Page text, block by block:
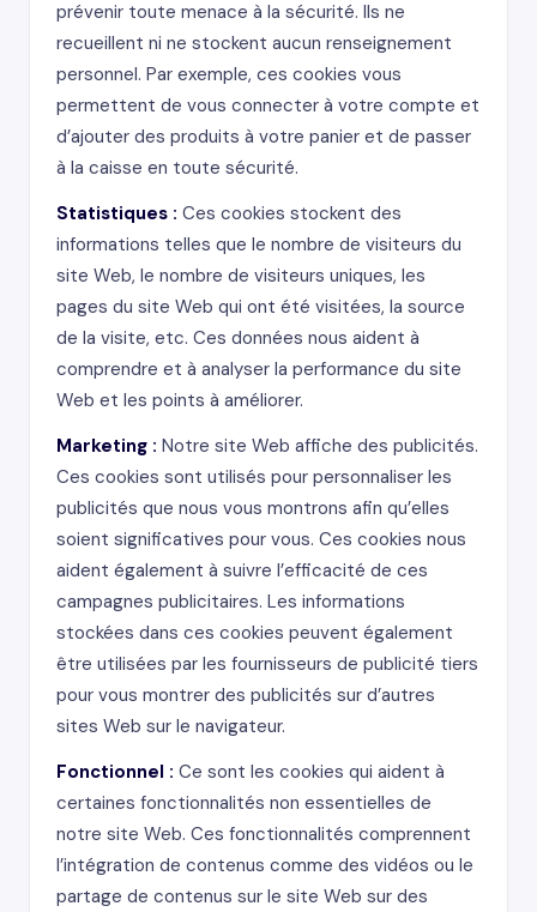
prévenir toute menace à la sécurité. Ils ne
recueillent ni ne stockent aucun renseignement
personnel. Par exemple, ces cookies vous
permettent de vous connecter à votre compte et
d’ajouter des produits à votre panier et de passer
à la caisse en toute sécurité.
Statistiques : Ces cookies stockent des
informations telles que le nombre de visiteurs du
site Web, le nombre de visiteurs uniques, les
pages du site Web qui ont été visitées, la source
de la visite, etc. Ces données nous aident à
comprendre et à analyser la performance du site
Web et les points à améliorer.
Marketing : Notre site Web affiche des publicités.
Ces cookies sont utilisés pour personnaliser les
publicités que nous vous montrons afin qu’elles
soient significatives pour vous. Ces cookies nous
aident également à suivre l’efficacité de ces
campagnes publicitaires. Les informations
stockées dans ces cookies peuvent également
être utilisées par les fournisseurs de publicité tiers
pour vous montrer des publicités sur d’autres
sites Web sur le navigateur.
Fonctionnel : Ce sont les cookies qui aident à
certaines fonctionnalités non essentielles de
notre site Web. Ces fonctionnalités comprennent
l’intégration de contenus comme des vidéos ou le
partage de contenus sur le site Web sur des